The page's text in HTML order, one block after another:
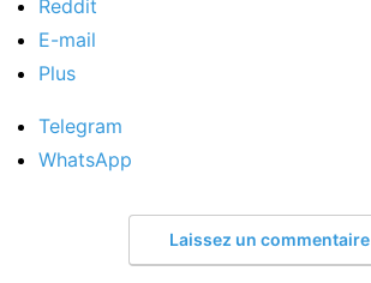
Reddit
E-mail
Plus
Telegram
WhatsApp
Laissez un commentaire